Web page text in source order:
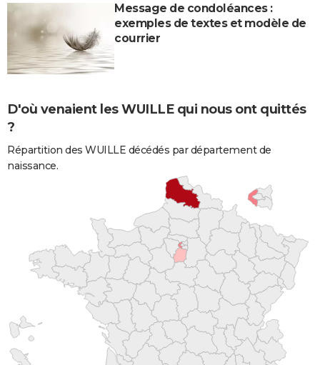
Message de condoléances :
exemples de textes et modèle de
courrier
D'où venaient les WUILLE qui nous ont quittés
?
Répartition des WUILLE décédés par département de
naissance.